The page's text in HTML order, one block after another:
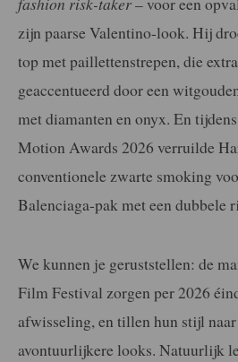
zijn paarse Valentino-look. Hij
top met paillettenstrepen, die
geaccentueerd door een
met diamanten en onyx. En
Motion Awards 2026 verruilde
conventionele zwarte smoking
Balenciaga-pak met een dubbele
We kunnen je geruststellen: de
Film Festival zorgen per 2026
afwisseling, en tillen hun stijl
avontuurlijkere looks. Natuurlijk